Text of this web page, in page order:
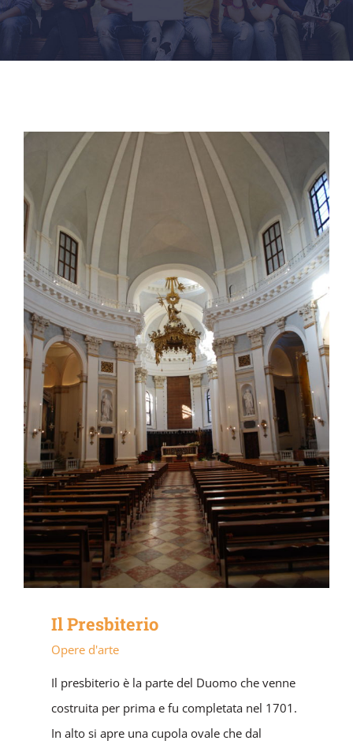
Il Presbiterio
Opere d'arte
Il presbiterio è la parte del Duomo che venne
costruita per prima e fu completata nel 1701.
In alto si apre una cupola ovale che dal